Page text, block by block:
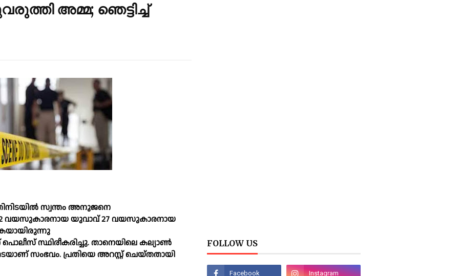
അമ്മ; ഞെട്ടിച്ച്‌
സ്വന്തം അനുജനെ
വയസുകാരനായ യുവാവ് 27 വയസുകാരനായ
പൊലീസ് സ്ഥിരീകരിച്ചു. താനെയിലെ കല്യാണ്‍
സംഭവം. പ്രതിയെ അറസ്റ്റ് ചെയ്തതായി
FOLLOW US